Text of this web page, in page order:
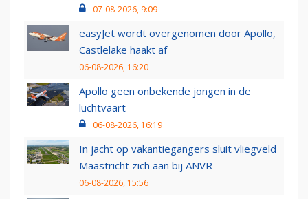
07-08-2026, 9:09
easyJet wordt overgenomen door Apollo,
Castlelake haakt af
06-08-2026, 16:20
Apollo geen onbekende jongen in de
luchtvaart
06-08-2026, 16:19
In jacht op vakantiegangers sluit vliegveld
Maastricht zich aan bij ANVR
06-08-2026, 15:56